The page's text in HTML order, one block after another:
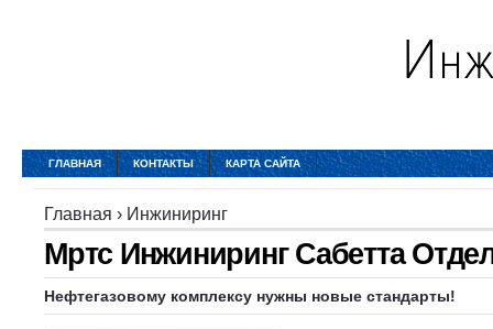
ГЛАВНАЯ КОНТАКТЫ КАРТА САЙТА
Главная › Инжиниринг
Мртс Инжиниринг Сабетта
Нефтегазовому комплексу нужны новые стандарты!